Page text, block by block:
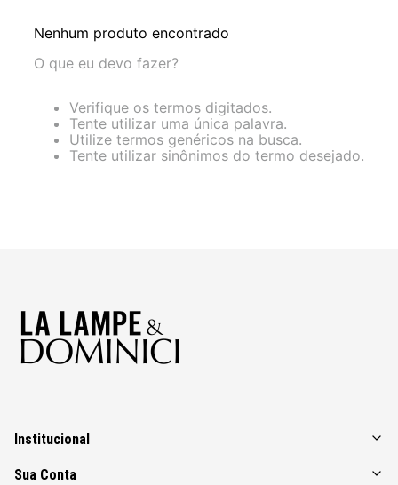
Nenhum produto encontrado
O que eu devo fazer?
Verifique os termos digitados.
Tente utilizar uma única palavra.
Utilize termos genéricos na busca.
Tente utilizar sinônimos do termo desejado.
Institucional
Sua Conta